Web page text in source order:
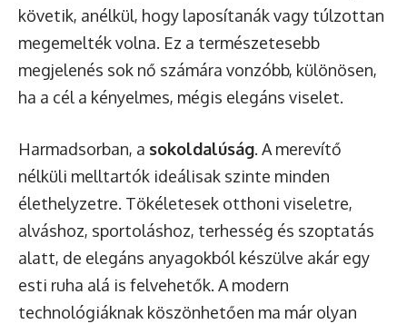
követik, anélkül, hogy laposítanák vagy túlzottan
megemelték volna. Ez a természetesebb
megjelenés sok nő számára vonzóbb, különösen,
ha a cél a kényelmes, mégis elegáns viselet.
Harmadsorban, a sokoldalúság. A merevítő
nélküli melltartók ideálisak szinte minden
élethelyzetre. Tökéletesek otthoni viseletre,
alváshoz, sportoláshoz, terhesség és szoptatás
alatt, de elegáns anyagokból készülve akár egy
esti ruha alá is felvehetők. A modern
technológiáknak köszönhetően ma már olyan